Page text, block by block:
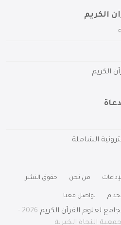
الكريم
الكريم
الشاملة
من نحن حقوق النشر
تواصل معنا
لعلوم القرآن الكريم
2026 -
النجاة الخيرية